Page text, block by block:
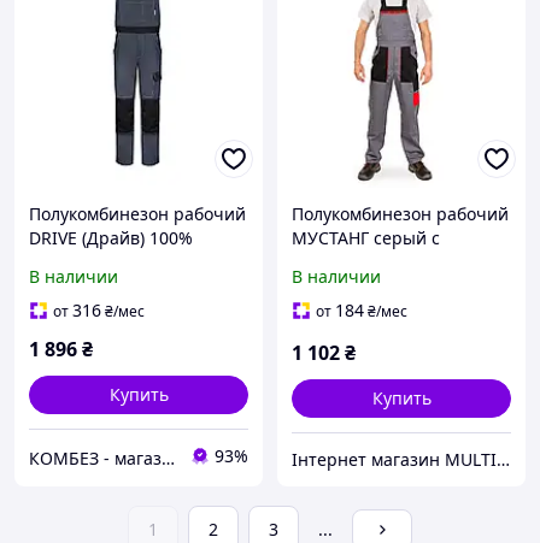
Полукомбинезон рабочий
DRIVE (Драйв) 100%
серый/черный
В наличии
от316₴/мес
1 896₴
Купить
КОМБЕЗ - магазины качественной спецодежды и СИЗ 93%
Полукомбинезон рабочий
МУСТАНГ серый с
В наличии
от 184₴/мес
1 102₴
Купить
Інтернет магазин MULTITEKS спецодежда от производителя
1 2 3 ...